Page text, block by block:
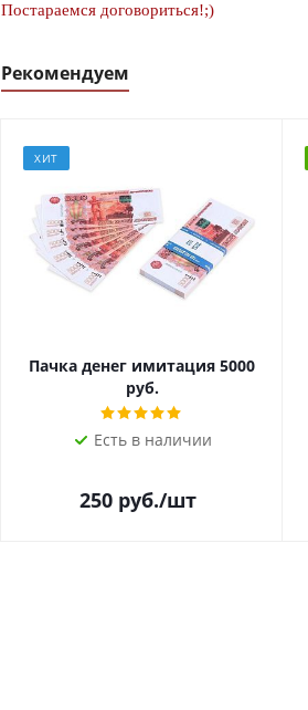
Постараемся договориться!;)
Рекомендуем
ХИТ
Пачка денег имитация 5000
руб.
Есть в наличии
250 руб./шт